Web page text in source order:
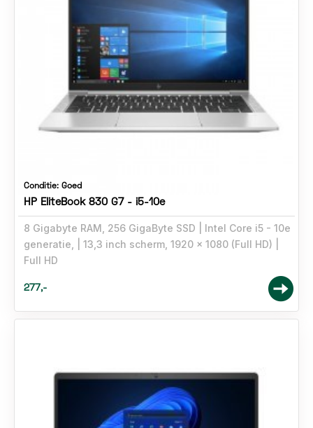
Conditie: Goed
HP EliteBook 830 G7 - i5-10e
8 Gigabyte RAM, 256 GigaByte SSD
Intel Core i5 - 10e
generatie,
13,3 inch scherm, 1920 x 1080 (Full HD)
Full HD
277,-